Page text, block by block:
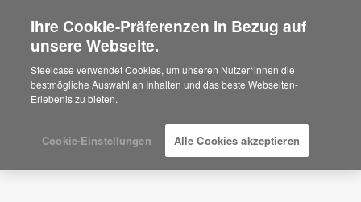
Are you in United States?
Would you like to see Products we sell in
your region?
Americas
Español
Marken
Ihre Cookie-Präferenzen in Bezug auf
unsere Webseite.
Steelcase verwendet Cookies, um unseren Nutzer*innen die
bestmögliche Auswahl an Inhalten und das beste Webseiten-
Erlebenis zu bieten.
Cookie-Einstellungen Alle Cookies akzeptieren